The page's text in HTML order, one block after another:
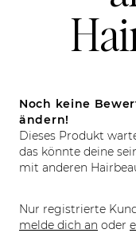
Noch keine
ändern!
Dieses Produkt
das könnte deine
mit anderen
Nur registrierte
melde dich an oder